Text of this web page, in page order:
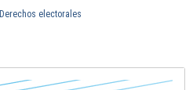
Derechos electorales